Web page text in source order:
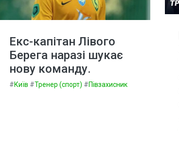
Екс-капітан Лівого
Берега наразі шукає
нову команду.
#Київ #Тренер (спорт) #Півзахисник